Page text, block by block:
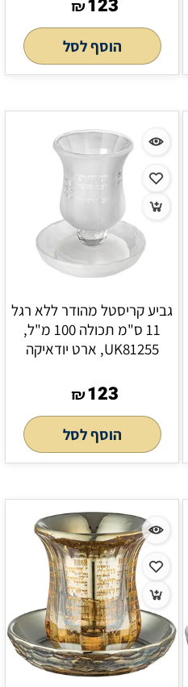
₪123
הוסף לסל
גביע קריסטל מהודר ללא רגל
11 ס"מ תכולה 100 מ"ל,
UK81255, ארט יודאיקה
₪123
הוסף לסל